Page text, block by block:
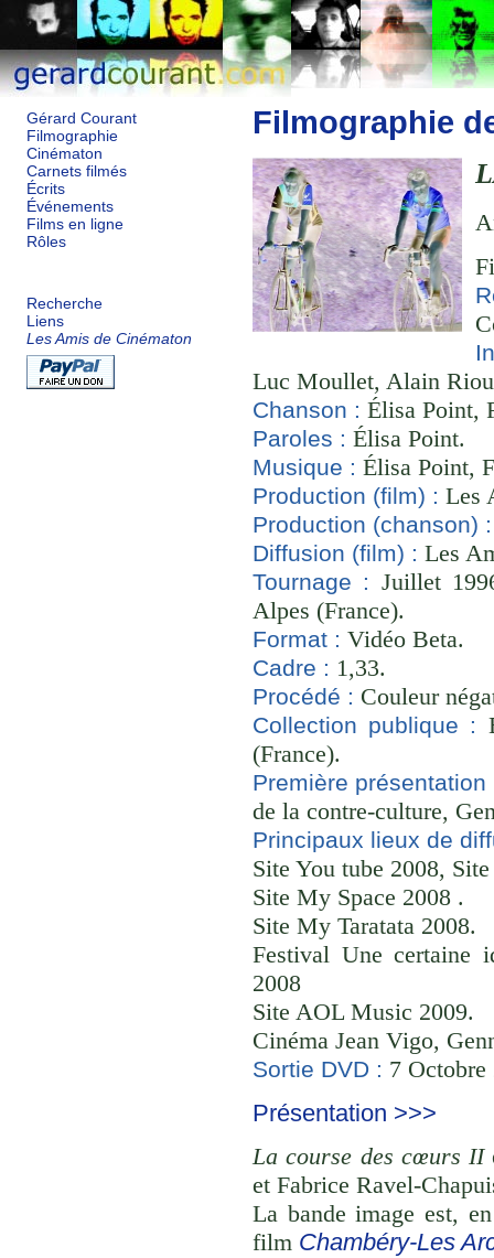
Gérard Courant
Filmographie
Cinématon
Carnets filmés
Écrits
Événements
Films en ligne
Rôles
Recherche
Liens
Les Amis de Cinématon
Filmographie
Luc Moullet, Alain
Chanson : Élisa Point,
Paroles : Élisa Point.
Musique : Élisa Point,
Production (film) : Les
Production (chanson) :
Diffusion (film) : Les
Tournage : Juillet
Alpes (France).
Format : Vidéo Beta.
Cadre : 1,33.
Procédé : Couleur
Collection publique :
(France).
Première
de la contre-culture,
Principaux lieux de
Site You tube 2008,
Site My Space 2008 .
Site My Taratata 2008.
Festival Une certaine
2008
Site AOL Music 2009.
Cinéma Jean Vigo,
Sortie DVD : 7
Présentation >>>
La course des cœurs II
et Fabrice Ravel-
La bande image est,
film Chambéry-Les